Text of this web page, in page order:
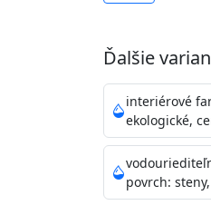
Je interiérová
znižuje (o
vysokými
sály,
vhodná aj do
zachovaní
vysokú
Ďalšie
interiérové
ekologické,
povrch: